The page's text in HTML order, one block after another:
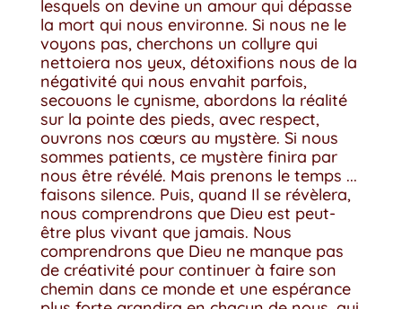
lesquels on devine un amour qui dépasse
la mort qui nous environne. Si nous ne le
voyons pas, cherchons un collyre qui
nettoiera nos yeux, détoxifions nous de la
négativité qui nous envahit parfois,
secouons le cynisme, abordons la réalité
sur la pointe des pieds, avec respect,
ouvrons nos cœurs au mystère. Si nous
sommes patients, ce mystère finira par
nous être révélé. Mais prenons le temps ...
faisons silence. Puis, quand Il se révèlera,
nous comprendrons que Dieu est peut-
être plus vivant que jamais. Nous
comprendrons que Dieu ne manque pas
de créativité pour continuer à faire son
chemin dans ce monde et une espérance